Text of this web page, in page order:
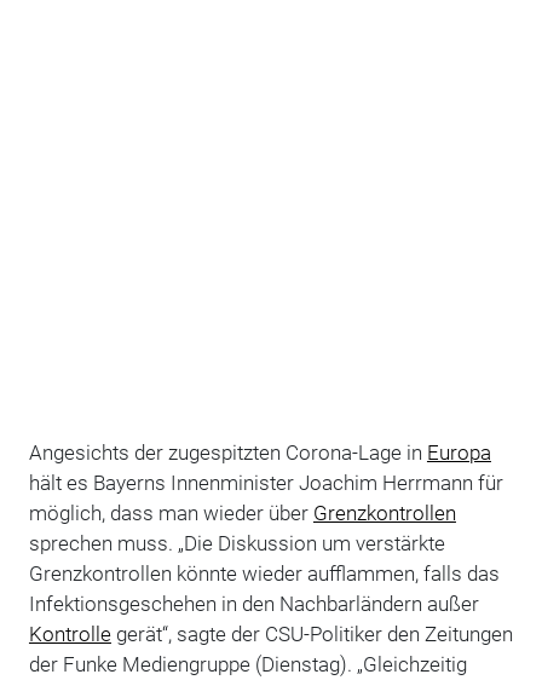
Angesichts der zugespitzten Corona-Lage in Europa
hält es Bayerns Innenminister Joachim Herrmann für
möglich, dass man wieder über Grenzkontrollen
sprechen muss. „Die Diskussion um verstärkte
Grenzkontrollen könnte wieder aufflammen, falls das
Infektionsgeschehen in den Nachbarländern außer
Kontrollegerät“, sagte der CSU-Politiker den Zeitungen
der Funke Mediengruppe (Dienstag). „Gleichzeitig